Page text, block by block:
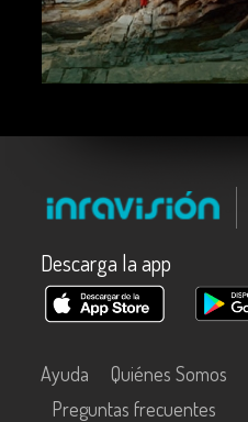
COMPARTIR
Descarga la app
Ayuda Quiénes Somos
Preguntas frecuentes